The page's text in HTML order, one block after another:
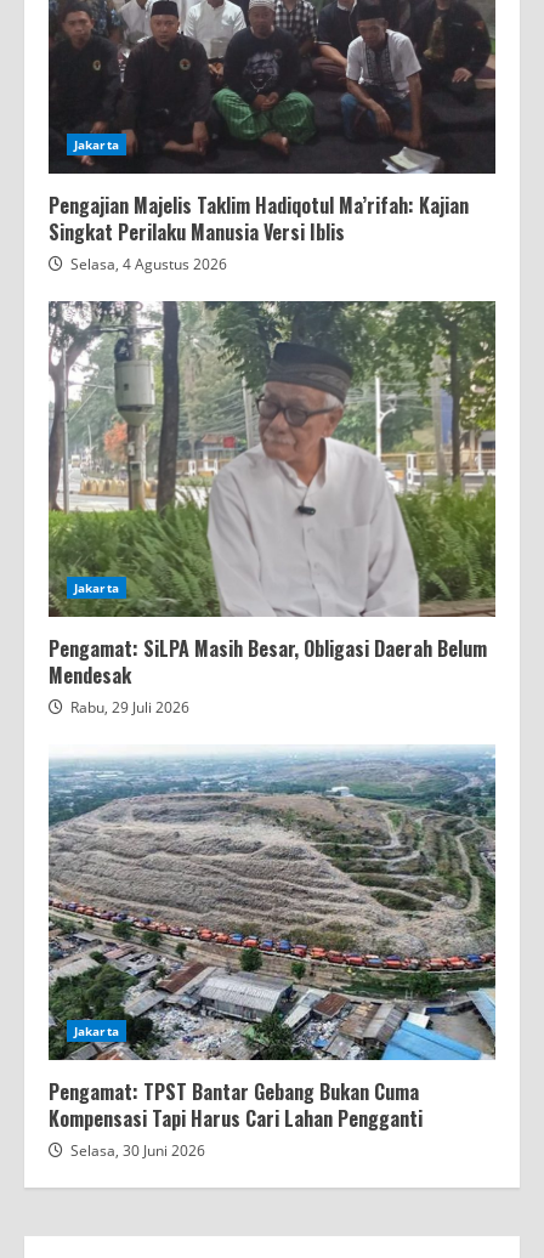
Jakarta
Pengajian Majelis Taklim Hadiqotul Ma’rifah: Kajian
Singkat Perilaku Manusia Versi Iblis
Selasa, 4 Agustus 2026
Jakarta
Pengamat: SiLPA Masih Besar, Obligasi Daerah Belum
Mendesak
Rabu, 29 Juli 2026
Jakarta
Pengamat: TPST Bantar Gebang Bukan Cuma
Kompensasi Tapi Harus Cari Lahan Pengganti
Selasa, 30 Juni 2026